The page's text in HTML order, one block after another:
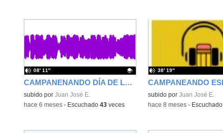
CAMPANENANDO DÍA DE LA RADIO
Contenido educativo.
subido por Juan José E.
08′ 11″
-hace 6 meses- Escuchado 43veces
Contenido educativo.
subido por Juan José E.
38′ 19″
-hace 8 meses- Escuchado